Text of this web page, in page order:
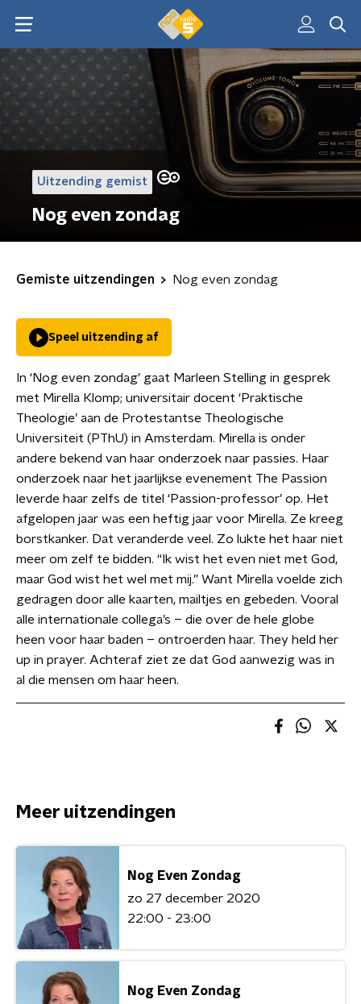
Uitzending gemist
Nog even zondag
Gemiste uitzendingen Nog even zondag
Speel uitzending af
In ‘Nog even zondag’ gaat Marleen Stelling in gesprek
met Mirella Klomp; universitair docent ‘Praktische
Theologie’ aan de Protestantse Theologische
Universiteit (PThU) in Amsterdam. Mirella is onder
andere bekend van haar onderzoek naar passies. Haar
onderzoek naar het jaarlijkse evenement The Passion
leverde haar zelfs de titel ‘Passion-professor’ op. Het
afgelopen jaar was een heftig jaar voor Mirella. Ze kreeg
borstkanker. Dat veranderde veel. Zo lukte het haar niet
meer om zelf te bidden. “Ik wist het even niet met God,
maar God wist het wel met mij.” Want Mirella voelde zich
gedragen door alle kaarten, mailtjes en gebeden. Vooral
alle internationale collega’s – die over de hele globe
heen voor haar baden – ontroerden haar. They held her
up in prayer. Achteraf ziet ze dat God aanwezig was in
al die mensen om haar heen.
Meer uitzendingen
Nog Even Zondag
zo 27 december 2020
22:00 - 23:00
Nog Even Zondag